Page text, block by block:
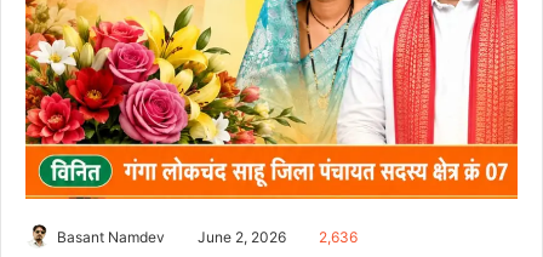
Basant Namdev June 2, 2026 2,636